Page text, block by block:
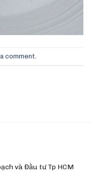
comment
và Đầu tư Tp HCM